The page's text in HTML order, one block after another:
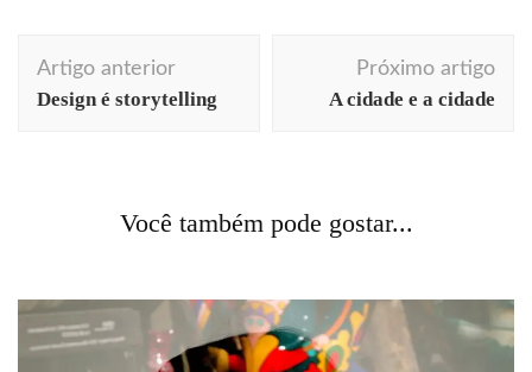
Navegação
de
Artigo anterior
Design é storytelling
Próximo artigo
A cidade e a cidade
Você também pode gostar...
O brilho excessivo da tecnologia